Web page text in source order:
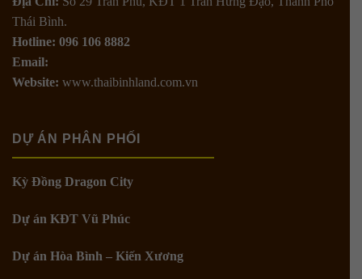
Thái Bình.
Hotline: 096 106 8882
Email:
Website: www.thaibinhland.com.vn
DỰ ÁN PHÂN PHỐI
Kỳ Đồng Dragon City
Dự án KĐT Vũ Phúc
Dự án Hòa Bình – Kiến Xương